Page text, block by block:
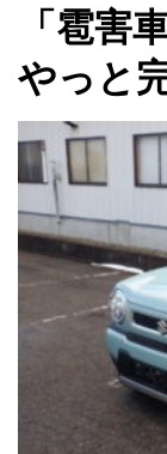
「雹害車
やっと